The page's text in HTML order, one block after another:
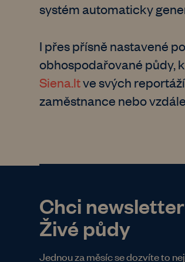
systém automaticky
I přes přísně nastavené
obhospodařované půdy,
Siena.ltve svých
zaměstnance nebo
Chci newsletter
Živé půdy
Jednou za měsíc se dozvíte to